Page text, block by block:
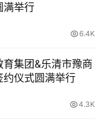
满举行
6.4K
育集团&乐清市豫商
约仪式圆满举行
4.3K